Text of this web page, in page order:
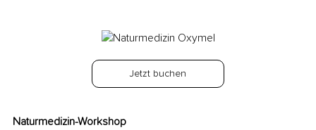
Jetzt buchen
Naturmedizin-Workshop